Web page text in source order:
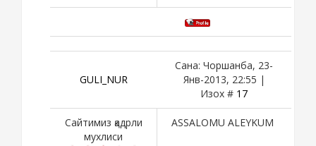
GULI_NUR
Сана: Чоршанба, 23-
Янв-2013, 22:55 |
Изох # 17
Сайтимиз қадрли
мухлиси
ASSALOMU ALEYKUM